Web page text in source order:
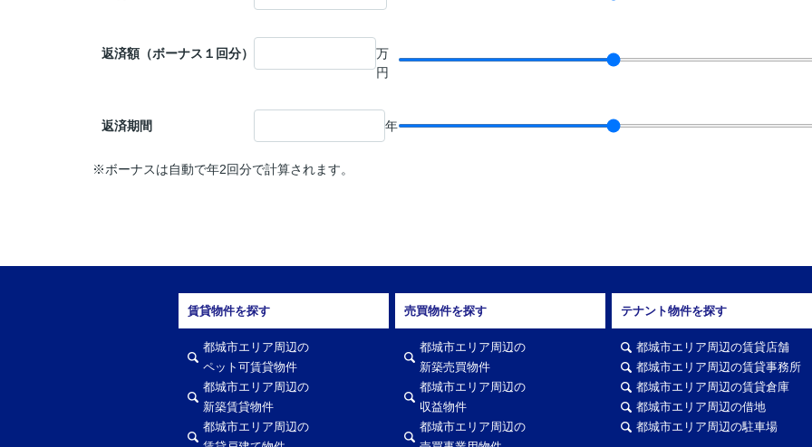
返済額（ボーナス１回分）
万
円
返済期間 年
※ボーナスは自動で年2回分で計算されます。
賃貸物件を探す
都城市エリア周辺の
ペット可賃貸物件
都城市エリア周辺の
新築賃貸物件
都城市エリア周辺の
売買物件を探す
都城市エリア周辺の
新築売買物件
都城市エリア周辺の
収益物件
都城市エリア周辺の
テナント物件を探す
都城市エリア周辺の賃貸店舗
都城市エリア周辺の賃貸事務所
都城市エリア周辺の賃貸倉庫
都城市エリア周辺の借地
都城市エリア周辺の駐車場